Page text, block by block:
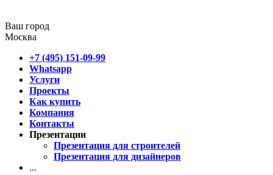
Ваш город
Москва
+7 (495) 151-09-99
Whatsapp
Услуги
Проекты
Как купить
Компания
Контакты
Презентации
Презентация для строителей
Презентация для дизайнеров
...